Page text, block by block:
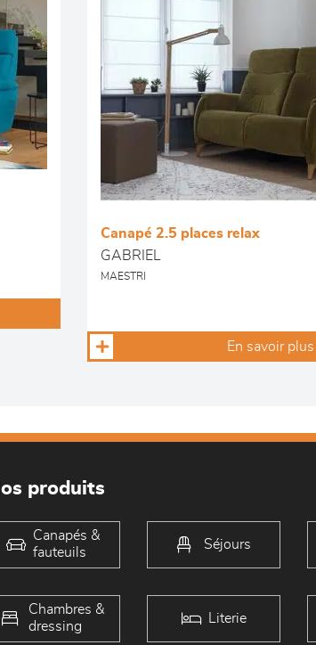
Canapé 2.5 places relax
GABRIEL
MAESTRI
En savoir plus
produits
Canapés &
fauteuils
Séjours
Chambres &
dressing
Literie